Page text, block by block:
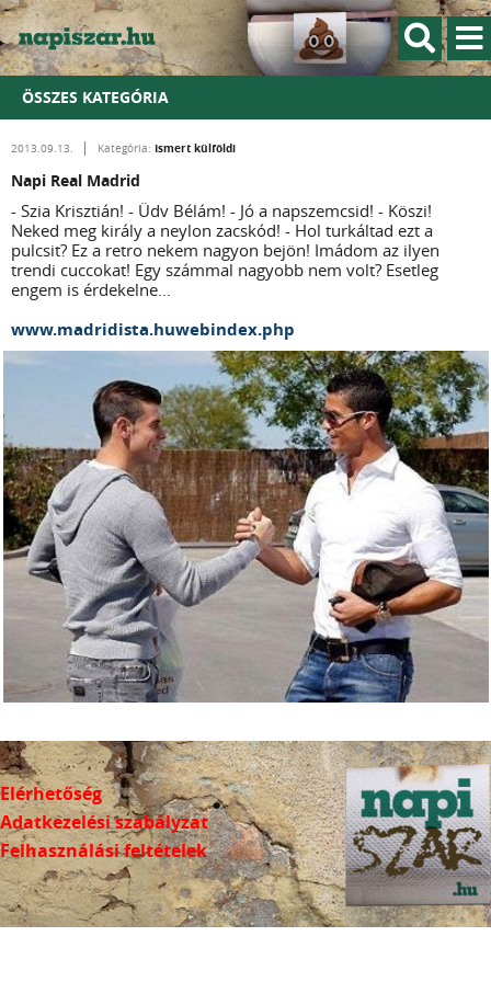
ÖSSZES KATEGÓRIA
2013.09.13. Kategória: Ismert külföldi
Napi Real Madrid
- Szia Krisztián! - Üdv Bélám! - Jó a napszemcsid! - Köszi!
Neked meg király a neylon zacskód! - Hol turkáltad ezt a
pulcsit? Ez a retro nekem nagyon bejön! Imádom az ilyen
trendi cuccokat! Egy számmal nagyobb nem volt? Esetleg
engem is érdekelne...
www.madridista.huwebindex.php
Elérhetőség
Adatkezelési szabályzat
Felhasználási feltételek